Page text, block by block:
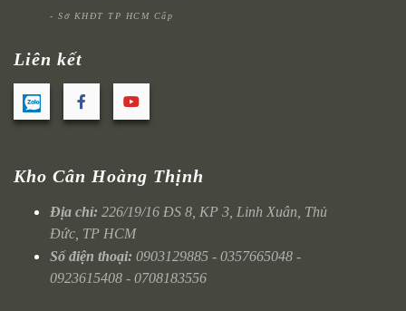
- Sở KHĐT TP HCM Cấp
Liên kết
Kho Cân Hoàng Thịnh
Địa chỉ: 226/19/16 ĐS 8, KP 3, Linh Xuân, Thủ
Đức, TP HCM
Số điện thoại: 0903129885 - 0357665048 -
0923615408 - 0708183556